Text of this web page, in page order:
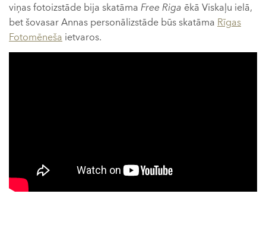
viņas fotoizstāde bija skatāma Free Riga ēkā Viskaļu ielā,
bet šovasar Annas personālizstāde būs skatāma Rīgas
Fotomēneša ietvaros.